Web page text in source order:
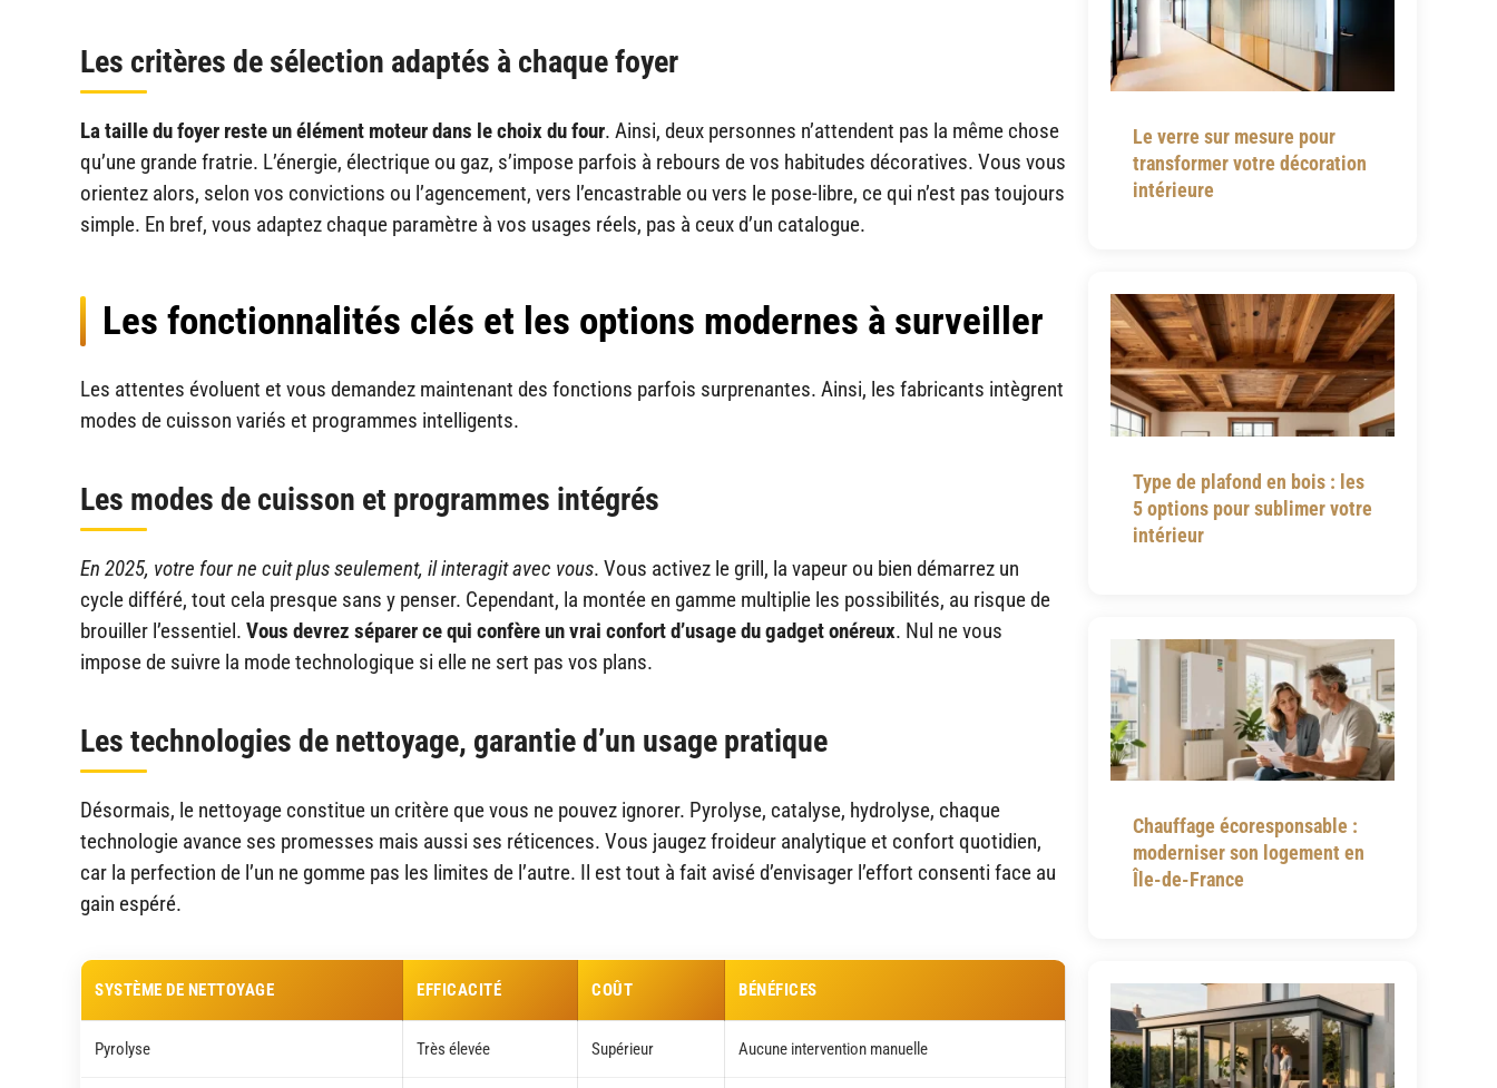
Les critères de sélection adaptés à chaque foyer
La taille du foyer reste un élément moteur dans le choix du four. Ainsi, deux personnes n’attendent pas la même chose
qu’une grande fratrie. L’énergie, électrique ou gaz, s’impose parfois à rebours de vos habitudes décoratives. Vous vous
orientez alors, selon vos convictions ou l’agencement, vers l’encastrable ou vers le pose-libre, ce qui n’est pas toujours
simple. En bref, vous adaptez chaque paramètre à vos usages réels, pas à ceux d’un catalogue.
Les fonctionnalités clés et les options modernes à surveiller
Les attentes évoluent et vous demandez maintenant des fonctions parfois surprenantes. Ainsi, les fabricants intègrent
modes de cuisson variés et programmes intelligents.
Les modes de cuisson et programmes intégrés
En 2025, votre four ne cuit plus seulement, il interagit avec vous. Vous activez le grill, la vapeur ou bien démarrez un
cycle différé, tout cela presque sans y penser. Cependant, la montée en gamme multiplie les possibilités, au risque de
brouiller l’essentiel. Vous devrez séparer ce qui confère un vrai confort d’usage du gadget onéreux. Nul ne vous
impose de suivre la mode technologique si elle ne sert pas vos plans.
Les technologies de nettoyage, garantie d’un usage pratique
Désormais, le nettoyage constitue un critère que vous ne pouvez ignorer. Pyrolyse, catalyse, hydrolyse, chaque
technologie avance ses promesses mais aussi ses réticences. Vous jaugez froideur analytique et confort quotidien,
car la perfection de l’un ne gomme pas les limites de l’autre. Il est tout à fait avisé d’envisager l’effort consenti face au
gain espéré.
SYSTÈME DE NETTOYAGE EFFICACITÉ COÛT BÉNÉFICES
Pyrolyse Très élevée Supérieur Aucune intervention manuelle
Le verre sur mesure pour
transformer votre décoration
intérieure
Type de plafond en bois : les
5 options pour sublimer votre
intérieur
Chauffage écoresponsable :
moderniser son logement en
Île-de-France